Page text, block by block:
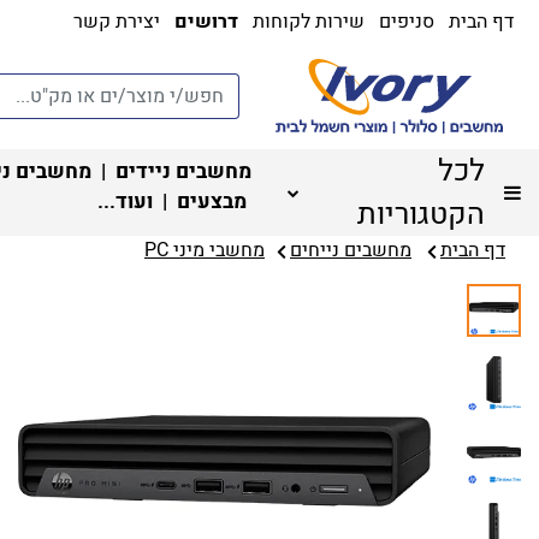
דף הבית סניפים שירות לקוחות דרושים יצירת קשר
לכל
הקטגוריות
מחשבים ניידים | מחשבים
מבצעים | ועוד...
דף הבית מחשבים נייחים מחשבי מיני PC‏